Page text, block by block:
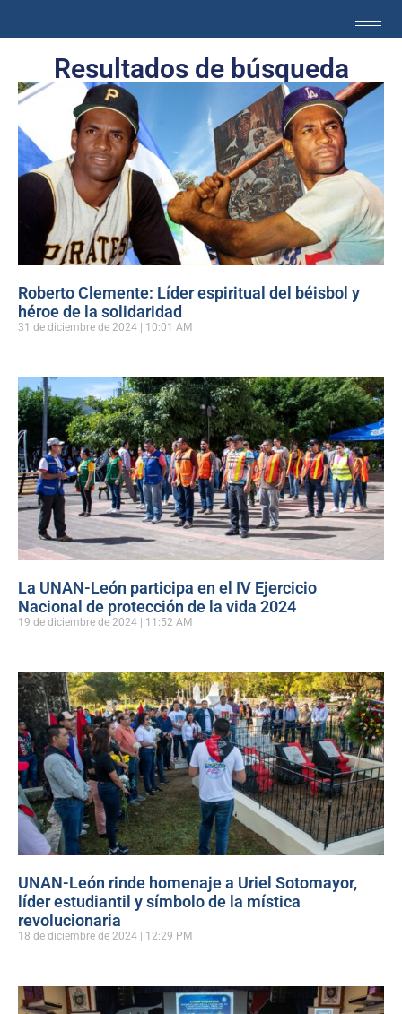
Resultados de búsqueda
Roberto Clemente: Líder espiritual del béisbol y
héroe de la solidaridad
31 de diciembre de 2024 10:01 AM
La UNAN-León participa en el IV Ejercicio
Nacional de protección de la vida 2024
19 de diciembre de 2024 11:52 AM
UNAN-León rinde homenaje a Uriel Sotomayor,
líder estudiantil y símbolo de la mística
revolucionaria
18 de diciembre de 2024 12:29 PM